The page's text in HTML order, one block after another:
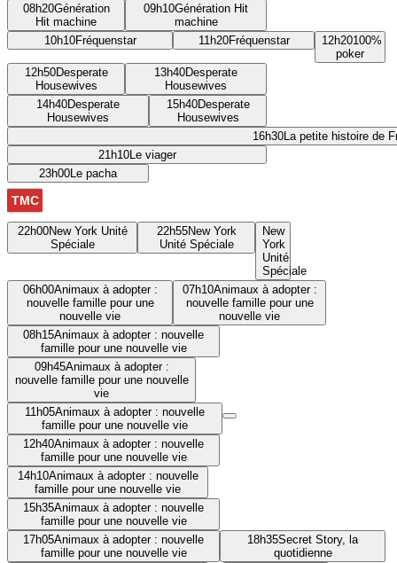
08h20Génération
Hit machine
09h10Génération Hit
machine
10h10Fréquenstar 11h20Fréquenstar 12h20100%
poker
12h50Desperate
Housewives
13h40Desperate
Housewives
14h40Desperate
Housewives
15h40Desperate
Housewives
16h30La petite histoire de
21h10Le viager
23h00Le pacha
22h00New York Unité
Spéciale
22h55New York
Unité Spéciale
New
York
Unité
Spéciale
06h00Animaux à adopter :
nouvelle famille pour une
nouvelle vie
07h10Animaux à adopter :
nouvelle famille pour une
nouvelle vie
08h15Animaux à adopter : nouvelle
famille pour une nouvelle vie
09h45Animaux à adopter :
nouvelle famille pour une nouvelle
vie
11h05Animaux à adopter : nouvelle
famille pour une nouvelle vie
12h40Animaux à adopter : nouvelle
famille pour une nouvelle vie
14h10Animaux à adopter : nouvelle
famille pour une nouvelle vie
15h35Animaux à adopter : nouvelle
famille pour une nouvelle vie
17h05Animaux à adopter : nouvelle
famille pour une nouvelle vie
18h35Secret Story, la
quotidienne